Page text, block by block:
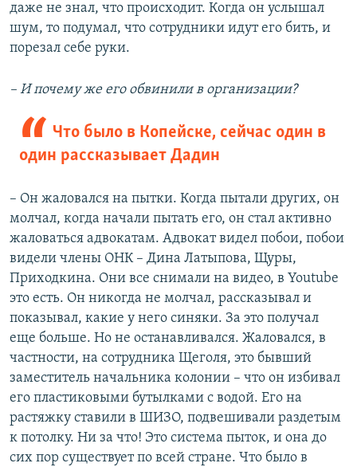
даже не знал, что происходит. Когда он услышал
шум, то подумал, что сотрудники идут его бить, и
порезал себе руки.
– И почему же его обвинили в организации?
Что было в Копейске, сейчас один в
один рассказывает Дадин
– Он жаловался на пытки. Когда пытали других, он
молчал, когда начали пытать его, он стал активно
жаловаться адвокатам. Адвокат видел побои, побои
видели члены ОНК – Дина Латыпова, Щуры,
Приходкина. Они все снимали на видео, в Youtube
это есть. Он никогда не молчал, рассказывал и
показывал, какие у него синяки. За это получал
еще больше. Но не останавливался. Жаловался, в
частности, на сотрудника Щеголя, это бывший
заместитель начальника колонии – что он избивал
его пластиковыми бутылками с водой. Его на
растяжку ставили в ШИЗО, подвешивали раздетым
к потолку. Ни за что! Это система пыток, и она до
сих пор существует по всей стране. Что было в